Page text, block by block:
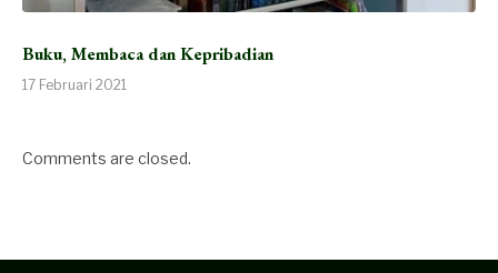
Buku, Membaca dan Kepribadian
17 Februari 2021
Comments are closed.